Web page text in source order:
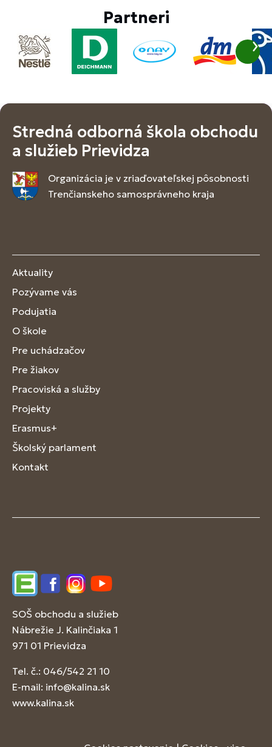
Partneri
Stredná odborná škola obchodu
a služieb Prievidza
Organizácia je v zriaďovateľskej pôsobnosti
Trenčianskeho samosprávneho kraja
Aktuality
Pozývame vás
Podujatia
O škole
Pre uchádzačov
Pre žiakov
Pracoviská a služby
Projekty
Erasmus+
Školský parlament
Kontakt
EdupageFacebookInstagram
YouTube
SOŠ obchodu a služieb
Nábrežie J. Kalinčiaka 1
971 01 Prievidza
Tel. č.: 046/542 21 10
E-mail: info@kalina.sk
www.kalina.sk